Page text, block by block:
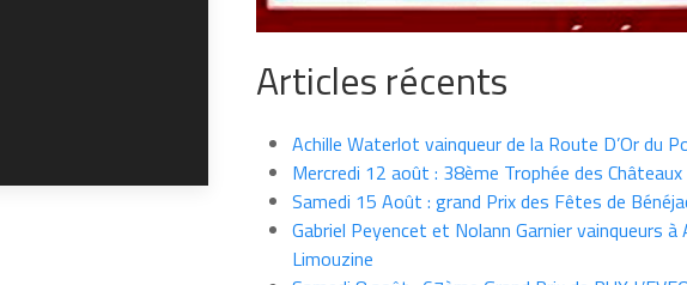
Articles récents
Achille Waterlot vainqueur de la Route D’Or du
Mercredi 12 août : 38ème Trophée des Châteaux
Samedi 15 Août : grand Prix des Fêtes de
Gabriel Peyencet et Nolann Garnier vainqueurs à
Limouzine